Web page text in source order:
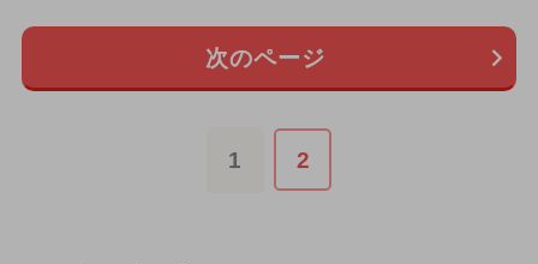
次のページ
1 2